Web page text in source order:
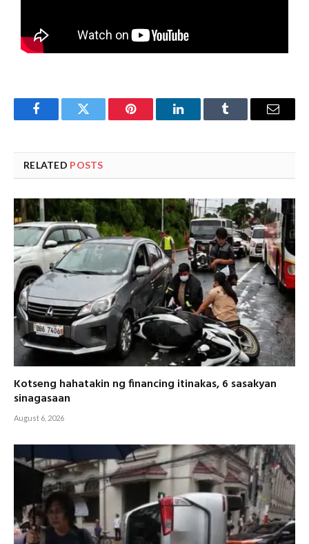
FacebookTwitter Pinterest LinkedInTumblr Email
RELATED POSTS
Kotseng hahatakin ng financing itinakas, 6 sasakyan
sinagasaan
August 6, 2026